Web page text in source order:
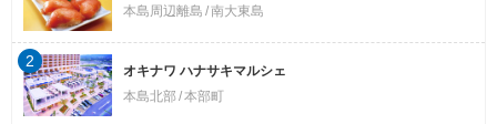
本島周辺離島 南大東島
オキナワ ハナサキマルシェ
本島北部 本部町
2